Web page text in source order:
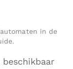
in de
beschikbaar